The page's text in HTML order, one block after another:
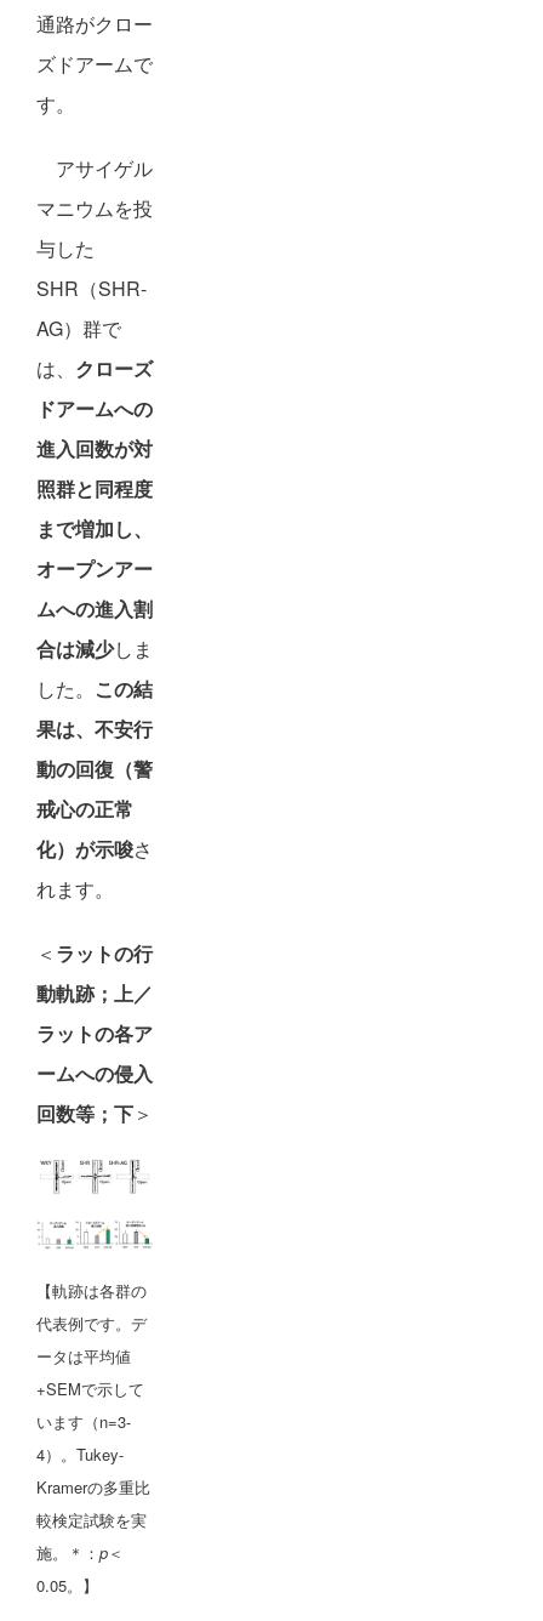
通路がクロー
ズドアームで
す。
アサイゲル
マニウムを投
与した
SHR（SHR-
AG）群で
は、 クローズ
ドアームへの
進入回数が対
照群と同程度
まで増加し、
オープンアー
ムへの進入割
合は減少しま
した。 この結
果は、不安行
動の回復（警
戒心の正常
化）が示唆さ
れます。
＜ ラットの行
動軌跡；上／
ラットの各ア
ームへの侵入
回数等；下＞
【軌跡は各群の
代表例です。デ
ータは平均値
+SEMで示して
います（n=3-
4）。Tukey-
Kramerの多重比
較検定試験を実
施。＊： p＜
0.05。】